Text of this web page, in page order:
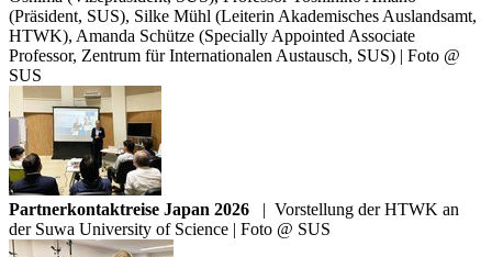
(Präsident, SUS), Silke Mühl (Leiterin Akademisches Auslandsamt,
HTWK), Amanda Schütze (Specially Appointed Associate
Professor, Zentrum für Internationalen Austausch, SUS) | Foto @
SUS
Partnerkontaktreise Japan 2026 | Vorstellung der HTWK an
der Suwa University of Science | Foto @ SUS